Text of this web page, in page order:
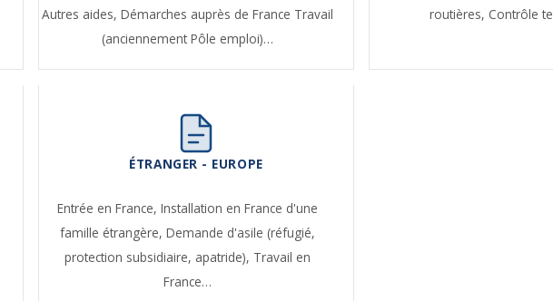
Autres aides,Démarches auprès de France Travail
(anciennement Pôle emploi)…
routières, Contrôle
ÉTRANGER - EUROPE
Entrée en France,Installation en France d'une
famille étrangère,Demande d'asile (réfugié,
protection subsidiaire, apatride), Travail en
France…